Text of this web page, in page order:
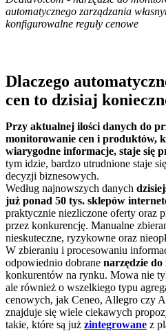
automatycznego zarządzania
konfigurowalne reguły cenowe
Dlaczego
cen to dzisiaj
Przy aktualnej ilości danych do
monitorowanie cen i produktów,
wiarygodne informacje, staje się
tym idzie, bardzo utrudnione staje
decyzji biznesowych.
Według najnowszych danych
już ponad 50 tys. sklepów
praktycznie niezliczone oferty oraz
przez konkurencję. Manualne
nieskuteczne, ryzykowne oraz
W zbieraniu i procesowaniu
odpowiednio dobrane narzędzie
konkurentów na rynku. Mowa nie
ale również o wszelkiego typu
cenowych, jak Ceneo, Allegro czy
znajduje się wiele ciekawych
takie, które są już zintegrowane z